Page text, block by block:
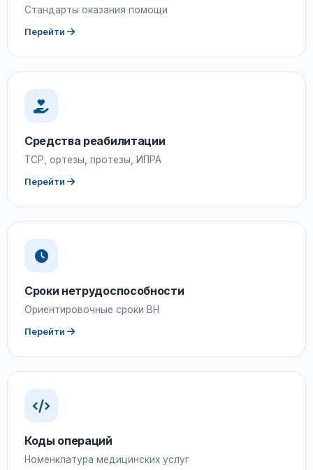
Стандарты оказания помощи
Перейти
Средства реабилитации
ТСР, ортезы, протезы, ИПРА
Перейти
Сроки нетрудоспособности
Ориентировочные сроки ВН
Перейти
Коды операций
Номенклатура медицинских услуг